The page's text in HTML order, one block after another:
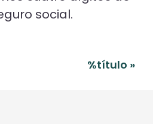
social.
%título »